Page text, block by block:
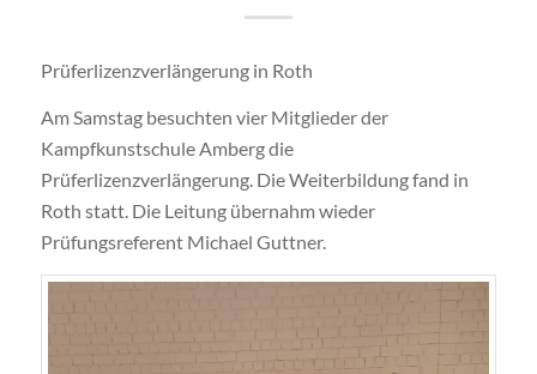
Prüferlizenzverlängerung in Roth
Am Samstag besuchten vier Mitglieder der
Kampfkunstschule Amberg die
Prüferlizenzverlängerung. Die Weiterbildung fand in
Roth statt. Die Leitung übernahm wieder
Prüfungsreferent Michael Guttner.